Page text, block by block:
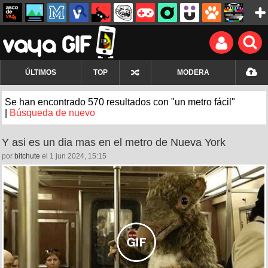
ÚLTIMOS TOP MODERA
Se han encontrado 570 resultados con "un metro fácil"
Búsqueda de nuevo
Y asi es un dia mas en el metro de Nueva York
por bitchute el 1 jun 2024, 15:15